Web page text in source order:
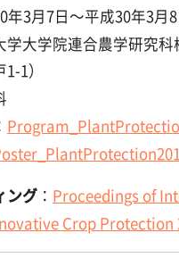
年3月7日～平成30年3月
学大学院連合農学研究
1）
ング ： Proceedings of
Crop Protection